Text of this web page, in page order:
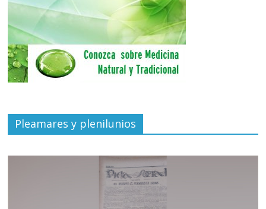
Pleamares y plenilunios